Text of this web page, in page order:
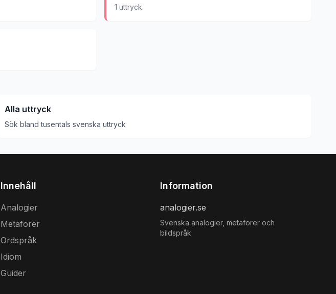
1 uttryck
Alla uttryck
Sök bland tusentals svenska uttryck
Innehåll
Analogier
Metaforer
Ordspråk
Idiom
Guider
Information
analogier.se
Svenska analogier, metaforer och
bildspråk